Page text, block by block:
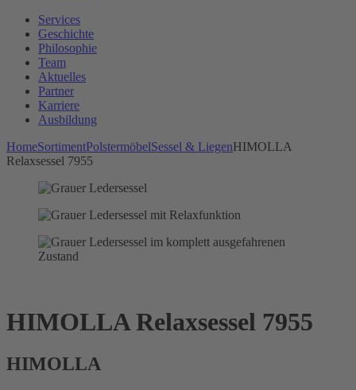
Services
Geschichte
Philosophie
Team
Aktuelles
Partner
Karriere
Ausbildung
HomeSortimentPolstermöbelSessel & LiegenHIMOLLA
Relaxsessel 7955
HIMOLLA Relaxsessel 7955
HIMOLLA